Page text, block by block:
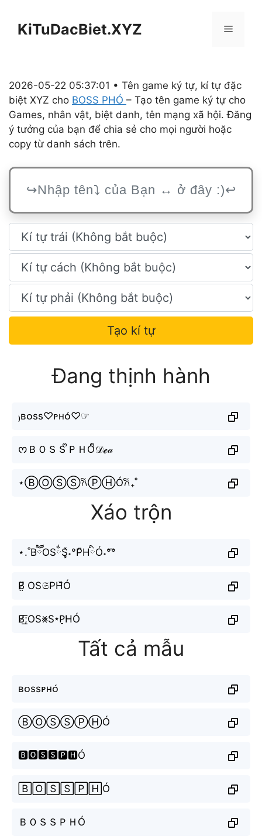
KiTuDacBiet.XYZ Menu
2026-05-22 05:37:01 • Tên game ký tự, kí tự đặc
biệt XYZ cho BOSS PHÓ – Tạo tên game ký tự cho
Games, nhân vật, biệt danh, tên mạng xã hội. Đăng
ý tưởng của bạn để chia sẻ cho mọi người hoặc
copy từ danh sách trên.
Tạo kí tự
Đang thịnh hành
₎ʙᴏss♡ᴘʜᴏ́♡☞
ᰔＢＯＳＳᩚＰＨÓᩚ𝒟ℯ𝒶
⋆ⒷⓄⓈⓈ𐙚ⓅⒽÓ𐙚₊˚
Xáo trộn
⋆.˚BཽOSྂS͓̽˖°P͆HིÓ˖°͡°
B̸̤̈ OS𝔖PH᷈Ó
B̸͟͞;OS⨳S⋆P̠HÓ
Tất cả mẫu
ʙᴏssᴘʜᴏ́
ⒷⓄⓈⓈⓅⒽÓ
🅱🅾🆂🆂🅿🅷Ó
🄱🄾🅂🅂🄿🄷Ó
ＢＯＳＳＰＨÓ